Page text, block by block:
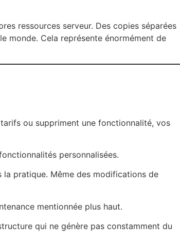
ressources serveur. Des copies séparées
monde. Cela représente énormément de
ou suppriment une fonctionnalité, vos
personnalisées.
la pratique. Même des modifications de
mentionnée plus haut.
qui ne génère pas constamment du